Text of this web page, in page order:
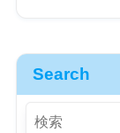
Search